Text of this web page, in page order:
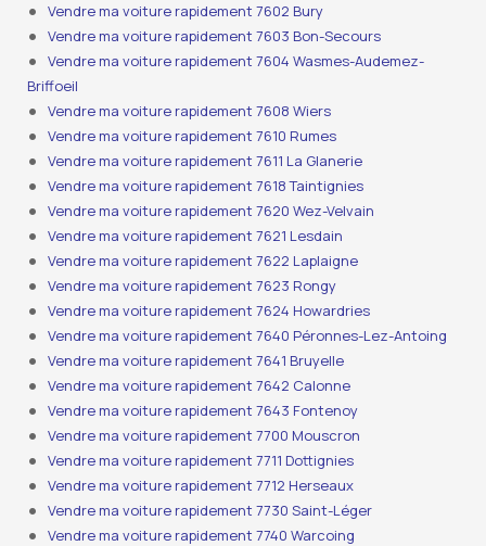
Vendre ma voiture rapidement 7602 Bury
Vendre ma voiture rapidement 7603 Bon-Secours
Vendre ma voiture rapidement 7604 Wasmes-Audemez-
Briffoeil
Vendre ma voiture rapidement 7608 Wiers
Vendre ma voiture rapidement 7610 Rumes
Vendre ma voiture rapidement 7611 La Glanerie
Vendre ma voiture rapidement 7618 Taintignies
Vendre ma voiture rapidement 7620 Wez-Velvain
Vendre ma voiture rapidement 7621 Lesdain
Vendre ma voiture rapidement 7622 Laplaigne
Vendre ma voiture rapidement 7623 Rongy
Vendre ma voiture rapidement 7624 Howardries
Vendre ma voiture rapidement 7640 Péronnes-Lez-Antoing
Vendre ma voiture rapidement 7641 Bruyelle
Vendre ma voiture rapidement 7642 Calonne
Vendre ma voiture rapidement 7643 Fontenoy
Vendre ma voiture rapidement 7700 Mouscron
Vendre ma voiture rapidement 7711 Dottignies
Vendre ma voiture rapidement 7712 Herseaux
Vendre ma voiture rapidement 7730 Saint-Léger
Vendre ma voiture rapidement 7740 Warcoing